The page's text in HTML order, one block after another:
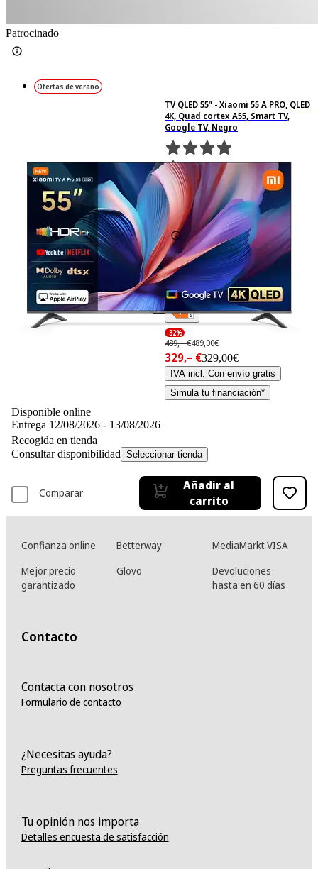
Patrocinado
Ofertas de verano
TV QLED 55" - Xiaomi 55 A PRO, QLED
4K, Quad cortex A55, Smart TV,
Google TV, Negro
1021 Basado en 1021
valoraciones
-32%
489,– €489,00€
329,– €329,00€
IVA incl. Con envío gratis
Simula tu financiación*
Disponible online
Entrega 12/08/2026 - 13/08/2026
Recogida en tienda
Consultar disponibilidad Seleccionar tienda
Comparar
Añadir al
carrito
Confianza online Betterway
MediaMarkt VISA
Mejor precio
garantizado
Glovo
Devoluciones
hasta en 60 días
Contacto
Contacta con nosotros
Formulario de contacto
¿Necesitas ayuda?
Preguntas frecuentes
Tu opinión nos importa
Detalles encuesta de satisfacción